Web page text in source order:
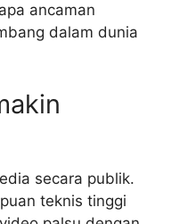
ancaman
dalam dunia
secara publik.
teknis tinggi